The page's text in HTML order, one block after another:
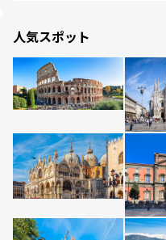
人気スポット